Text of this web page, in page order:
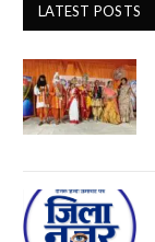
LATEST POSTS